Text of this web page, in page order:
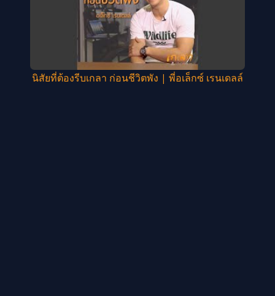
นิสัยที่ต้องรีบเกลา ก่อนชีวิตพัง | พี่อเล็กซ์ เรนเดลล์